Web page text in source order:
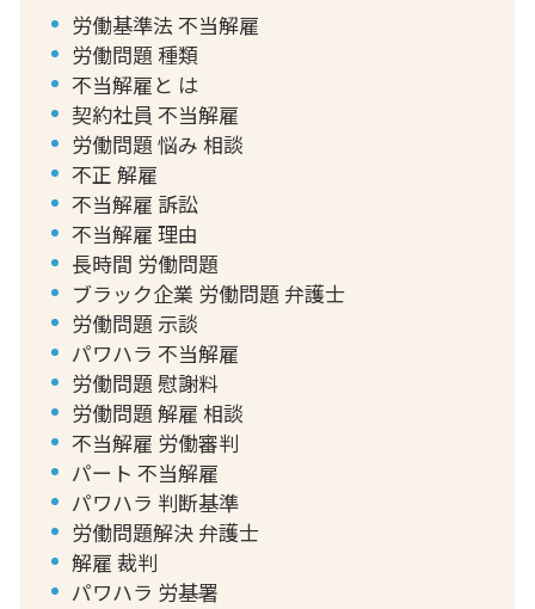
労働基準法 不当解雇
労働問題 種類
不当解雇と は
契約社員 不当解雇
労働問題 悩み 相談
不正 解雇
不当解雇 訴訟
不当解雇 理由
長時間 労働問題
ブラック企業 労働問題 弁護士
労働問題 示談
パワハラ 不当解雇
労働問題 慰謝料
労働問題 解雇 相談
不当解雇 労働審判
パート 不当解雇
パワハラ 判断基準
労働問題解決 弁護士
解雇 裁判
パワハラ 労基署